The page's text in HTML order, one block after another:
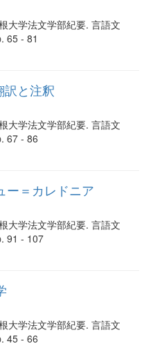
大学法文学部紀要. 言語文
65 - 81
訳と注釈
大学法文学部紀要. 言語文
67 - 86
ー＝カレドニア
大学法文学部紀要. 言語文
91 - 107
大学法文学部紀要. 言語文
45 - 66